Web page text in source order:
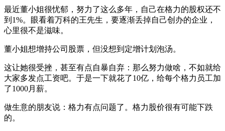
最近董小姐很忧郁，努力了这么多年，自己在格力的股权还不
到1%。眼看着万科的王先生，要逐渐丢掉自己创办的企业，
心里很不是滋味。
董小姐想增持公司股票，但没想到定增计划泡汤。
这让她很受挫，甚至有点自暴自弃：那么努力做啥，不如就给
大家多发点工资吧。于是一下就花了10亿，给每个格力员工加
了1000月薪。
做生意的朋友说：格力有点问题了。格力股价很有可能下跌
的。